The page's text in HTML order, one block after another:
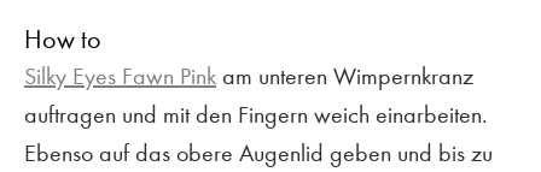
How to
Silky Eyes Fawn Pink am unteren Wimpernkranz
auftragen und mit den Fingern weich einarbeiten.
Ebenso auf das obere Augenlid geben und bis zu